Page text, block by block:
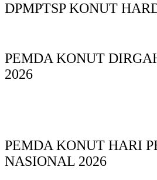
DPMPTSP KONUT
PEMDA KONUT
2026
PEMDA KONUT HARI
NASIONAL 2026